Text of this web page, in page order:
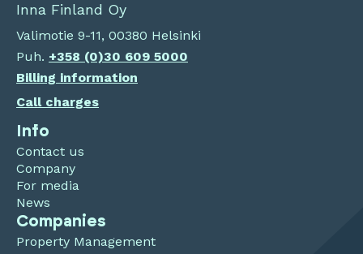
Inna Finland Oy
Valimotie 9-11, 00380 Helsinki
Puh. +358 (0)30 609 5000
Billing information
Call charges
Info
Contact us
Company
For media
News
Companies
Property Management